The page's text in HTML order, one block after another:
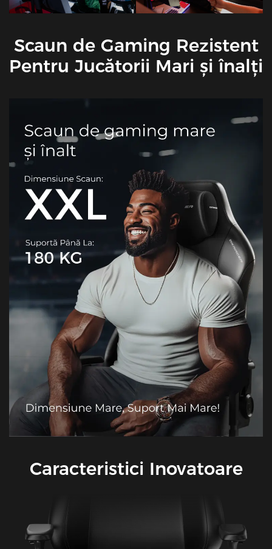
Scaun de Gaming Rezistent
Pentru Jucătorii Mari și înalți
Caracteristici Inovatoare